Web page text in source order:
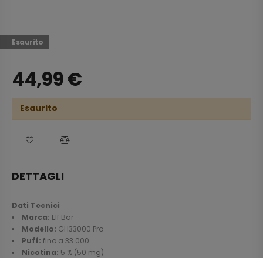
Esaurito
44,99€
Esaurito
DETTAGLI
Dati Tecnici
Marca: Elf Bar
Modello: GH33000 Pro
Puff: fino a 33 000
Nicotina: 5 % (50 mg)